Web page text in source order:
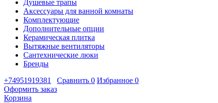
Душевые трапы
Аксессуары для ванной комнаты
Комплектующие
Дополнительные опции
Керамическая плитка
Вытяжные вентиляторы
Сантехнические люки
Бренды
+74951919381
Сравнить 0 Избранное 0
Оформить заказ
Корзина